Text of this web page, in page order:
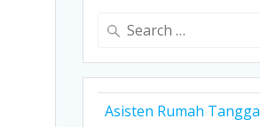
Search
Asisten Rumah Tangga